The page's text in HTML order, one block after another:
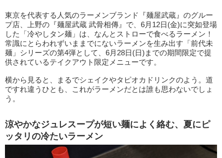
東京を代表する人気のラーメンブランド『麺屋武蔵』のグルー
プ店、上野の『麺屋武蔵 武骨相傳』で、6月12日(金)に突如登場
した「冷やしタン麺」は、なんとストローで食べるラーメン！
常識にとらわれずいままでにないラーメンを生み出す「前代未
麺」シリーズの第4弾として、6月28日(日)までの期間限定で提
供されているテイクアウト限定メニューです。
横から見ると、まるでシェイクやタピオカドリンクのよう。道
ですれ違うひとも、これがラーメンだとは誰も思わないでしょ
う。
涼やかなジュレスープが短い麺によく絡む、夏にピ
ッタリの冷たいラーメン